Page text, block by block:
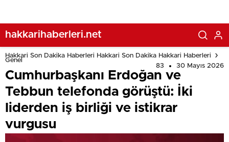
hakkarihaberleri.net
Hakkari Son Dakika Haberleri Hakkari Son Dakika Hakkari Haberleri
Genel
83
30 Mayıs 2026
Cumhurbaşkanı Erdoğan ve
Tebbun telefonda görüştü: İki
liderden iş birliği ve istikrar
vurgusu